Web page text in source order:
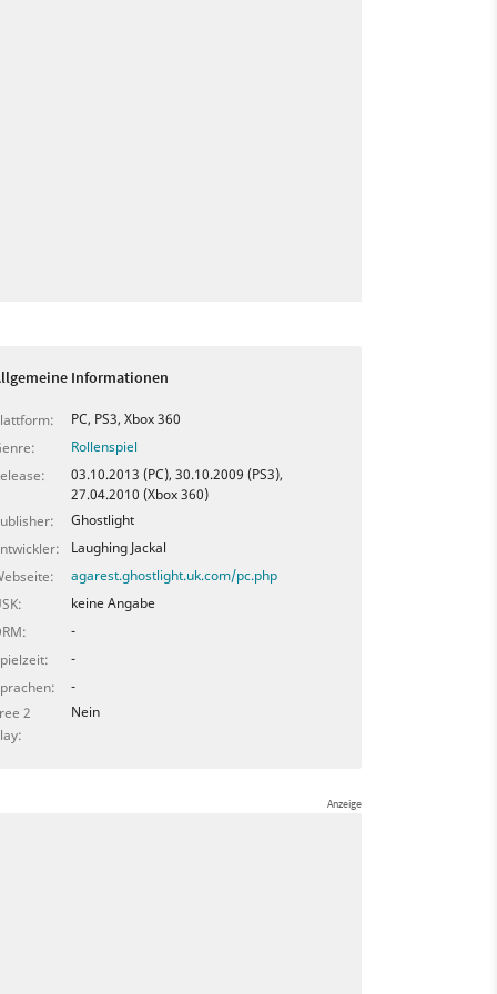
Informationen
PC, PS3, Xbox 360
Rollenspiel
03.10.2013 (PC), 30.10.2009 (PS3),
27.04.2010 (Xbox 360)
Ghostlight
Laughing Jackal
agarest.ghostlight.uk.com/pc.php
keine Angabe
-
-
-
2
Nein